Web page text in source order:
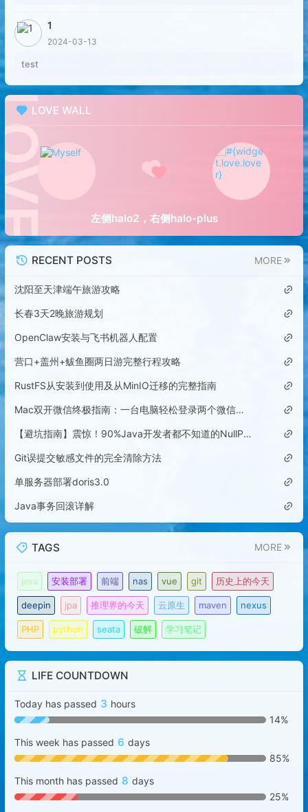
1
2024-03-13
test
LOVE WALL
左侧halo2，右侧halo-plus
RECENT POSTS MORE
沈阳至天津端午旅游攻略
长春3天2晚旅游规划
OpenClaw安装与飞书机器人配置
营口+盖州+鲅鱼圈两日游完整行程攻略
RustFS从安装到使用及从MinIO迁移的完整指南
Mac双开微信终极指南：一台电脑轻松登录两个微信账号
【避坑指南】震惊！90%Java开发者都不知道的NullPointerException隐藏陷阱
Git误提交敏感文件的完全清除方法
单服务器部署doris3.0
Java事务回滚详解
TAGS MORE
java 安装部署 前端 nas vue git 历史上的今天
deepin jpa 推理界的今天 云原生 maven nexus
PHP python seata 破解 学习笔记
LIFE COUNTDOWN
Today has passed 3 hours
14%
This week has passed 6 days
85%
This month has passed 8 days
25%